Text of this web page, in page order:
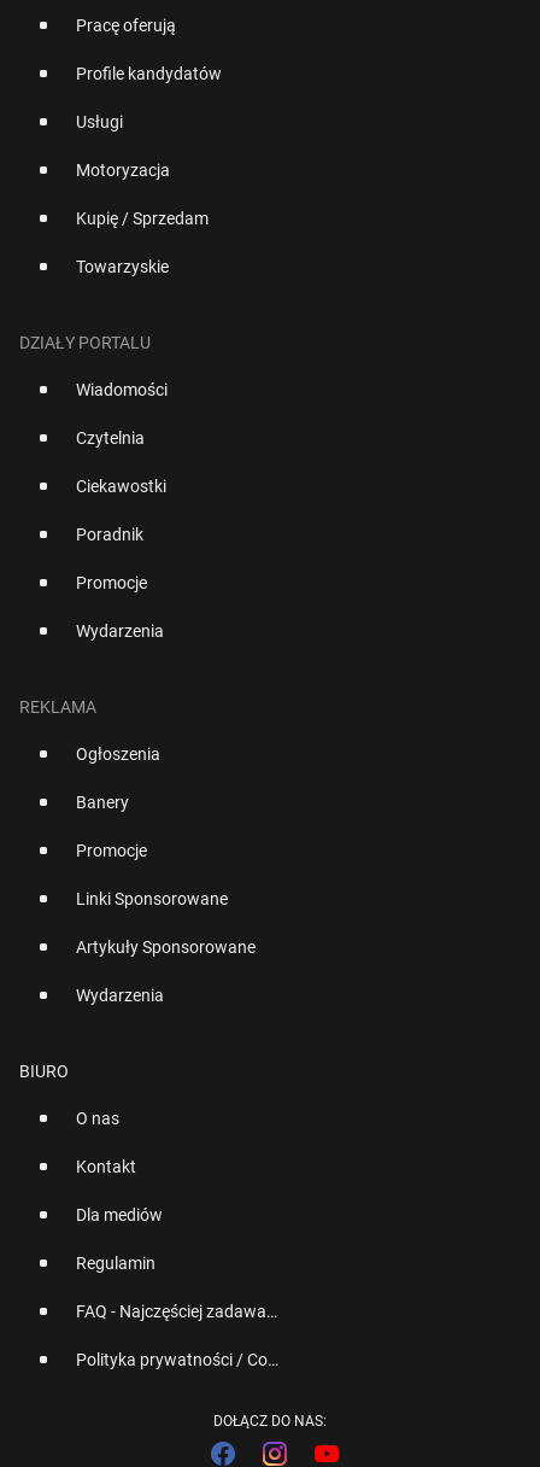
Pracę oferują
Profile kandydatów
Usługi
Motoryzacja
Kupię / Sprzedam
Towarzyskie
DZIAŁY PORTALU
Wiadomości
Czytelnia
Ciekawostki
Poradnik
Promocje
Wydarzenia
REKLAMA
Ogłoszenia
Banery
Promocje
Linki Sponsorowane
Artykuły Sponsorowane
Wydarzenia
BIURO
O nas
Kontakt
Dla mediów
Regulamin
FAQ - Najczęściej zadawane pytania
Polityka prywatności / Cookies
DOŁĄCZ DO NAS: